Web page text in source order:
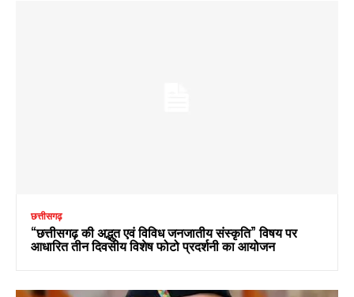
छत्तीसगढ़
“छत्तीसगढ़ की अद्भुत एवं विविध जनजातीय संस्कृति” विषय पर
आधारित तीन दिवसीय विशेष फोटो प्रदर्शनी का आयोजन